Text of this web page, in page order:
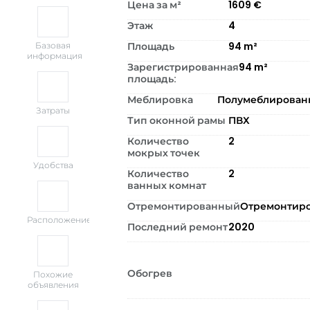
Базовая
информация
Затраты
Удобства
Расположение
Похожие
объявления
Цена за м² 1609 €
Этаж
4
Площадь
94 m²
Зарегистрированная
площадь:
94 m²
Меблировка
Тип оконной рамы ПВХ
Количество
мокрых точек
2
Количество
ванных комнат
2
Отремонтированный
Последний ремонт2020
Обогрев